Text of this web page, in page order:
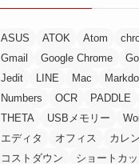
ASUS ATOK Atom
Gmail
Google Chrome
Jedit
LINE Mac
Numbers
OCR PADDLE
THETA
USBメモリー
エディタ
オフィス カレ
コストダウン
ショートカッ